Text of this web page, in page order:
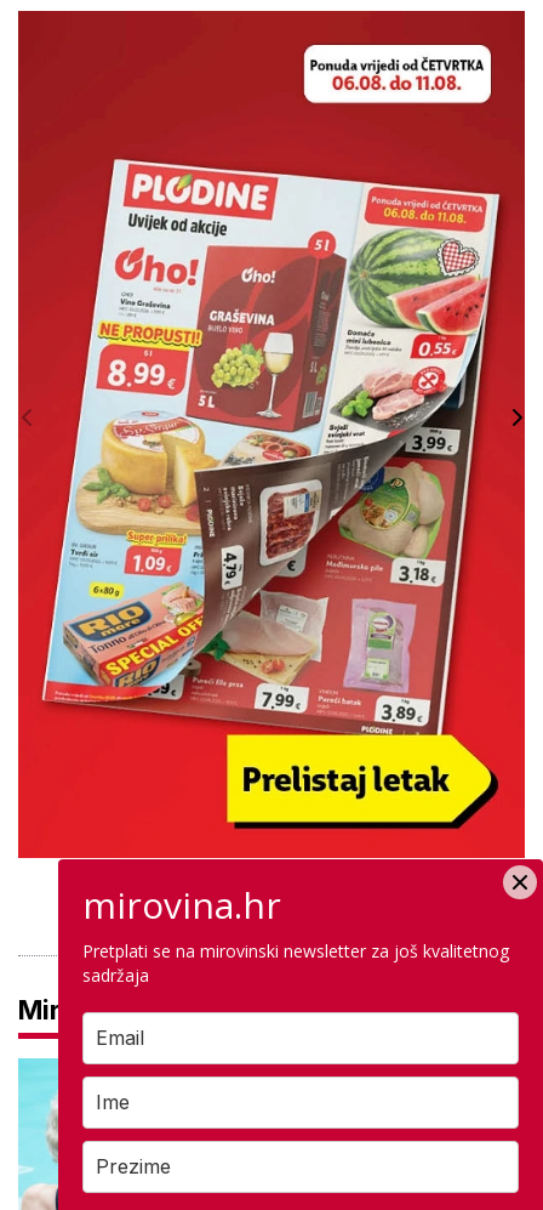
PROVJERITE PONUDU
Mirovine
mirovina.hr
Pretplati se na mirovinski newsletter za još kvalitetnog
sadržaja